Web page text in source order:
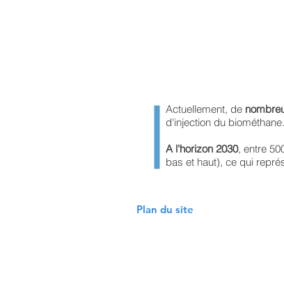
Actuellement, de
d'injection du biométhane.
A l'horizon 2030, entre
bas et haut), ce qui
Plan du site